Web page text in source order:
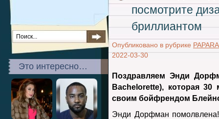
Это интересно…
посмотрите
бриллиантом
Опубликовано в рубрике
2022-03-30
Поздравляем Энди
Bachelorette), которая
своим бойфрендом
Энди Дорфман помолвлена!